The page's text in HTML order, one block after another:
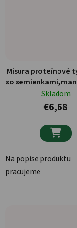
Misura proteínové
so
a čokoládou 4 x
Skladom
€6,68

Na popise produktu
pracujeme